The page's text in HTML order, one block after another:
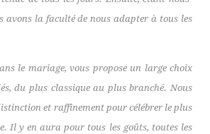
avons la faculté de nous adapter à tous les
le mariage, vous propose un large choix
du plus classique au plus branché. Nous
et raffinement pour célébrer le plus
Il y en aura pour tous les goûts, toutes les